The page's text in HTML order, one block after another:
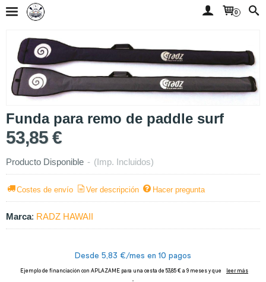
0
Funda para remo de paddle surf
53,85 €
Producto Disponible - (Imp. Incluidos)
Costes de envío Ver descripción Hacer pregunta
Marca: RADZ HAWAII